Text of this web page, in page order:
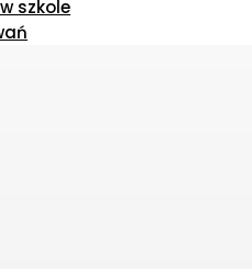
szkole